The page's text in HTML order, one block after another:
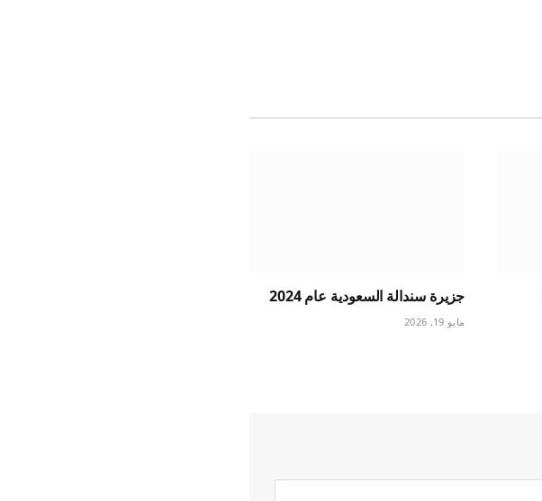
جزيرة سندالة السعودية عام 2024
مايو 19, 2026